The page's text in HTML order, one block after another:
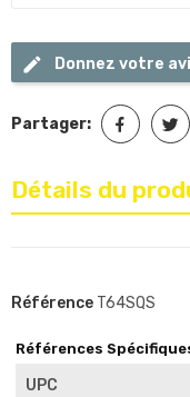
Donnez votre
Partager:
Détails du
Référence T64SQS
Références
UPC